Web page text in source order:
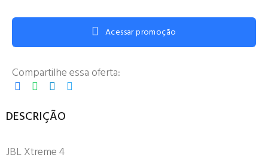
Acessar promoção
Compartilhe essa oferta:
DESCRIÇÃO
JBL Xtreme 4